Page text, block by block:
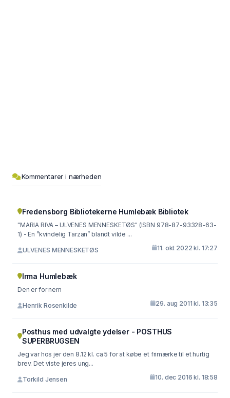
Kommentarer i nærheden
Fredensborg Bibliotekerne Humlebæk Bibliotek
"MARIA RIVA – ULVENES MENNESKETØS" (ISBN 978-87-93328-63-
1) - En ”kvindelig Tarzan” blandt vilde ...
ULVENES MENNESKETØS 11. okt 2022 kl. 17:27
Irma Humlebæk
Den er for nem
Henrik Rosenkilde 29. aug 2011 kl. 13:35
Posthus med udvalgte ydelser - POSTHUS
SUPERBRUGSEN
Jeg var hos jer den 8.12 kl. ca 5 for at købe et frimærke til et hurtig
brev. Det viste jeres ung...
Torkild Jensen 10. dec 2016 kl. 18:58